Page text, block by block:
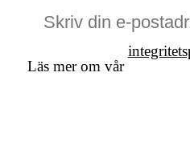
Läs mer om vår